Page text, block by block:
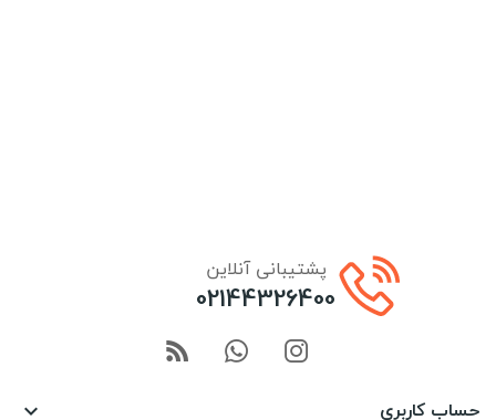
پشتیبانی آنلاین
02144326400
حساب کاربری 